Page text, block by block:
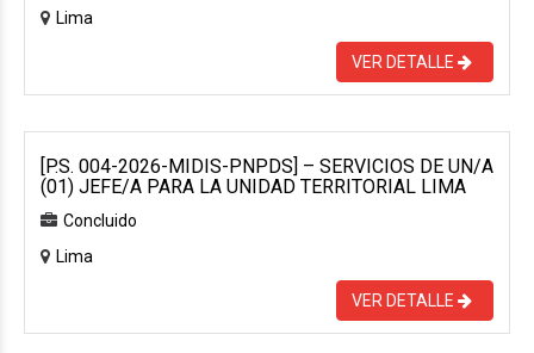
Lima
VER DETALLE
[P.S. 004-2026-MIDIS-PNPDS] – SERVICIOS DE UN/A
(01) JEFE/A PARA LA UNIDAD TERRITORIAL LIMA
Concluido
Lima
VER DETALLE